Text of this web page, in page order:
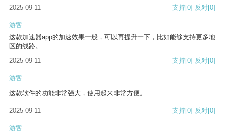
2025-09-11 支持[0] 反对[0]
游客
这款加速器app的加速效果一般，可以再提升一下，比如能够支持更多地
区的线路。
2025-09-11
支持[0] 反对[0]
游客
这款软件的功能非常强大，使用起来非常方便。
2025-09-11 支持[0] 反对[0]
游客